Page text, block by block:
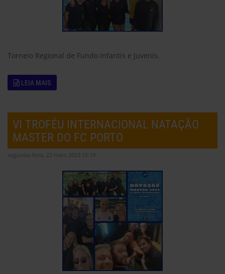
Torneio Regional de Fundo Infantis e Juvenis.
LEIA MAIS
VI TROFÉU INTERNACIONAL NATAÇÃO
MASTER DO FC PORTO
segunda-feira, 22 maio 2023 15:19